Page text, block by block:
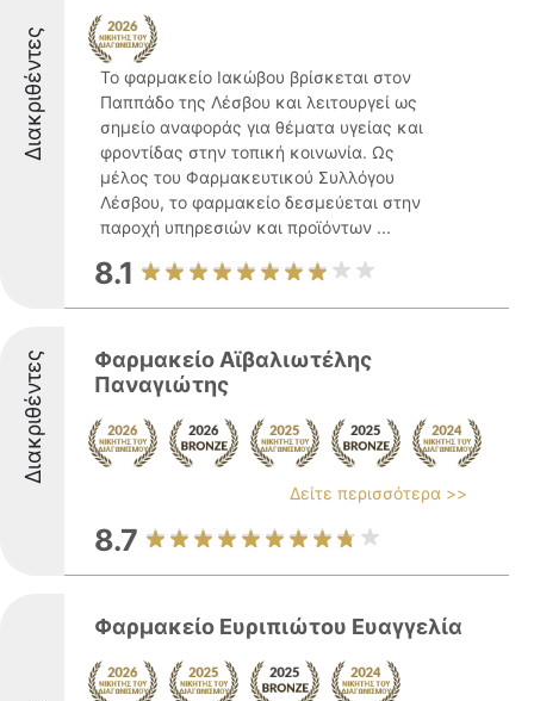
Διακριθέντες
Το φαρμακείο Ιακώβου βρίσκεται στον
Παππάδο της Λέσβου και λειτουργεί ως
σημείο αναφοράς για θέματα υγείας και
φροντίδας στην τοπική κοινωνία. Ως
μέλος του Φαρμακευτικού Συλλόγου
Λέσβου, το φαρμακείο δεσμεύεται στην
παροχή υπηρεσιών και προϊόντων ...
8.1
Διακριθέντες
Φαρμακείο Αϊβαλιωτέλης
Παναγιώτης
Δείτε περισσότερα >>
8.7
Φαρμακείο Ευριπιώτου Ευαγγελία